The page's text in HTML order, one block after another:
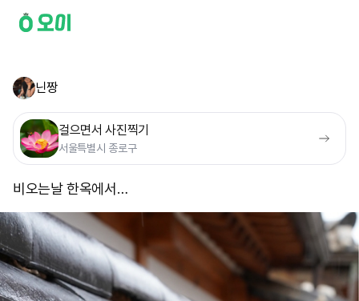
닌짱
걸으면서 사진찍기
서울특별시 종로구
비오는날 한옥에서…